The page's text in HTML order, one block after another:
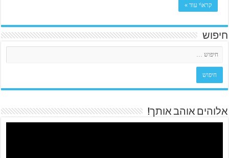
קרא\י עוד »
חיפוש
אלוהים אוהב אותך!